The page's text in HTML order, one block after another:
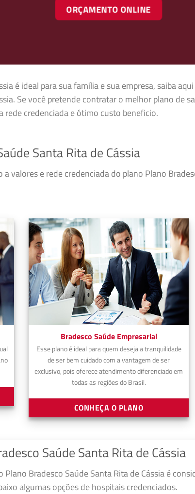
ORÇAMENTO ONLINE
é ideal para sua família e sua empresa, saiba
Se você pretende contratar o melhor plano de
credenciada e ótimo custo beneficio.
Santa Rita de Cássia
valores e rede credenciada do plano Plano
Bradesco Saúde Empresarial
Esse plano é ideal para quem deseja a tranquilidade
de ser bem cuidado com a vantagem de ser
exclusivo, pois oferece atendimento diferenciado em
todas as regiões do Brasil.
CONHEÇA O PLANO
Saúde Santa Rita de Cássia
Plano Bradesco Saúde Santa Rita de Cássia é
algumas opções de hospitais credenciados.